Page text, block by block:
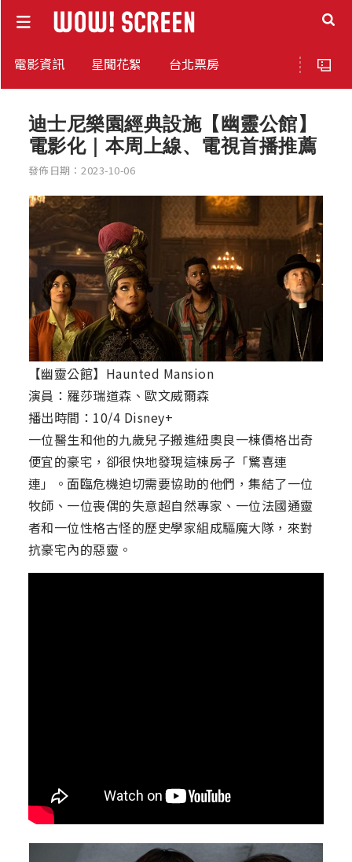
電影資訊 星聞花絮 台北票房
迪士尼樂園經典設施【幽靈公館】
電影化｜本周上線、電視首播推薦
發佈日期：2023-10-06
【幽靈公館】Haunted Mansion
演員：羅莎瑞道森、歐文威爾森
播出時間：10/4 Disney+
一位醫生和他的九歲兒子搬進紐奧良一棟價格出奇
便宜的豪宅，卻很快地發現這棟房子「驚喜連
連」。面臨危機迫切需要協助的他們，集結了一位
牧師、一位喪偶的失意超自然專家、一位法國通靈
者和一位性格古怪的歷史學家組成驅魔大隊，來對
抗豪宅內的惡靈。